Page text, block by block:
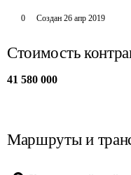
0 Создан 26 апр 2019
Стоимость
41 580 000
Маршруты и